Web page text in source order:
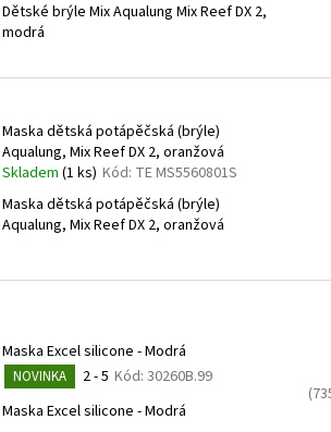
Dětské brýle Mix Aqualung Mix Reef DX 2,
modrá
Maska dětská potápěčská (brýle)
Aqualung, Mix Reef DX 2, oranžová
Skladem (1 ks) Kód: TE MS5560801S
Maska dětská potápěčská (brýle)
Aqualung, Mix Reef DX 2, oranžová
Maska Excel silicone - Modrá
NOVINKA 2 - 5 Kód: 30260B.99
Maska Excel silicone - Modrá